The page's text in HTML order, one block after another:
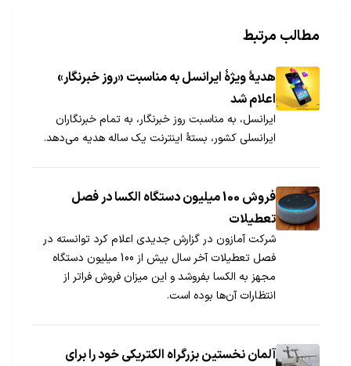
مطالب مرتبط
هدیۀ ویژۀ ایرانسل به مناسبت «روز خبرنگار»
اعلام شد
ایرانسل، به مناسبت روز خبرنگار، به تمام خبرنگاران
ایرانسلی کشور، بستۀ اینترنت یک ساله هدیه می‌دهد.
فروش 100 میلیون دستگاه الکسا در فصل
تعطیلات
شرکت آمازون در گزارش جدیدی اعلام کرد توانسته در
فصل تعطیلات آخر سال بیش از 100 میلیون دستگاه
مجهز به الکسا بفروشد و این میزان فروش فراتر از
انتظارات آن‌ها بوده است.
آلمان نخستین بزرگراه الکتریکی خود را برای